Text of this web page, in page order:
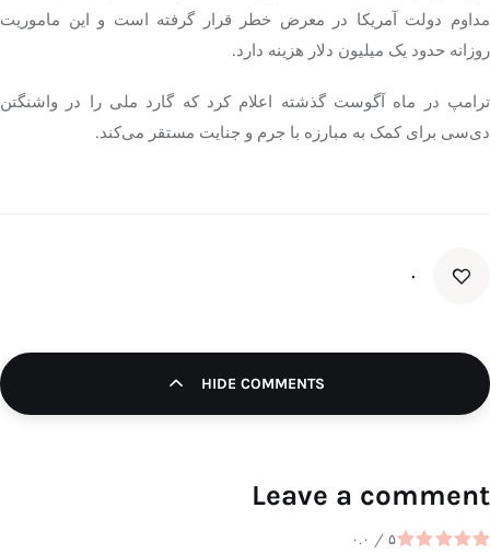
مداوم دولت آمریکا در معرض خطر قرار گرفته است و این ماموریت
روزانه حدود یک میلیون دلار هزینه دارد.
ترامپ در ماه آگوست گذشته اعلام کرد که گارد ملی را در واشنگتن
دی‌سی برای کمک به مبارزه با جرم و جنایت مستقر می‌کند.
۰
HIDE COMMENTS
Leave a comment
۰.۰ / ۵